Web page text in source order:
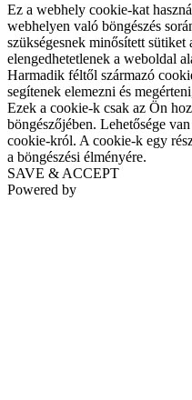
Ez a webhely cookie-kat
webhelyen való böngészés
szükségesnek minősített
elengedhetetlenek a weboldal
Harmadik féltől származó
segítenek elemezni és
Ezek a cookie-k csak az Ön
böngészőjében. Lehetősége
cookie-król. A cookie-k egy
a böngészési élményére.
SAVE & ACCEPT
Powered by